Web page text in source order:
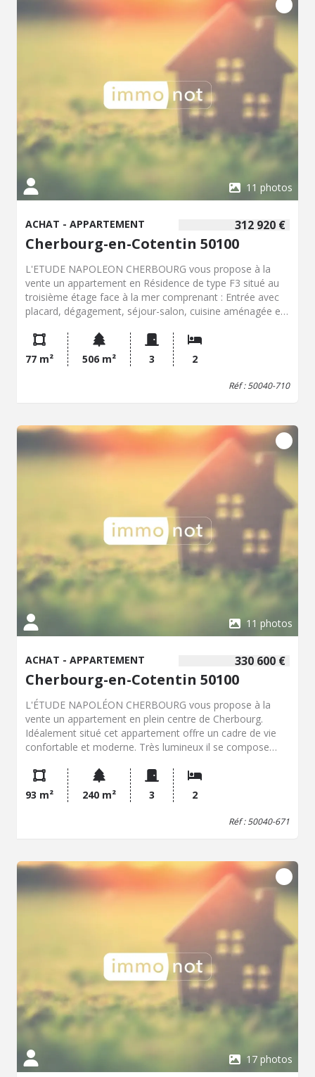
11 photos
312 920 €
ACHAT - APPARTEMENT
Cherbourg-en-Cotentin 50100
L'ETUDE NAPOLEON CHERBOURG vous propose à la
vente un appartement en Résidence de type F3 situé au
troisième étage face à la mer comprenant : Entrée avec
placard, dégagement, séjour-salon, cuisine aménagée et
Un balcon. Un grenier. Nombre de lots 42. Charges
trimestrielles en 2026 de 1074.18 Euros. Procédure en
cours.
77 m² 506 m² 3 2
Réf : 50040-710
11 photos
330 600 €
ACHAT - APPARTEMENT
Cherbourg-en-Cotentin 50100
L'ÉTUDE NAPOLÉON CHERBOURG vous propose à la
vente un appartement en plein centre de Cherbourg.
Idéalement situé cet appartement offre un cadre de vie
confortable et moderne. Très lumineux il se compose
aménagée et équipée, d'un dégagement desservant deux
chambres dont une avec placard, une salle d'eau avec
WC. Copropriété de 7 lots. Pas de procédure en cours.
93 m² 240 m² 3 2
Réf : 50040-671
17 photos